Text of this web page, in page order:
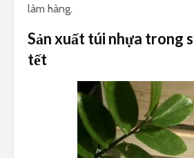
làm hàng.
Sản xuất túi nhựa trong
tết